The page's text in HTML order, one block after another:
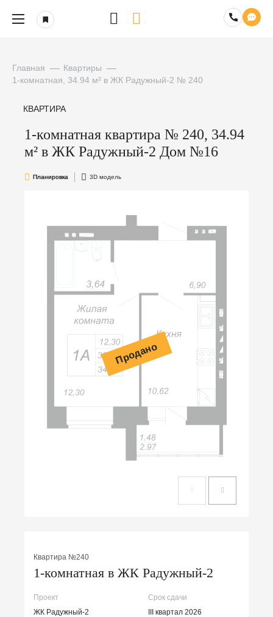
Главная
Квартиры
1-комнатная, 34.94 м² в ЖК Радужный-2 № 240
КВАРТИРА
1-комнатная квартира № 240, 34.94
м² в ЖК Радужный-2 Дом №16
Планировка 3D модель
Продано
Квартира №240
1-комнатная в ЖК Радужный-2
Проект
ЖК Радужный-2
Срок сдачи
III квартал 2026